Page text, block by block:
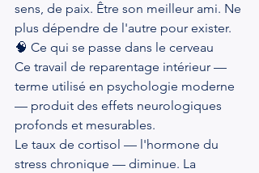
sens, de paix. Être son meilleur ami. Ne
plus dépendre de l'autre pour exister.
🧠 Ce qui se passe dans le cerveau
Ce travail de reparentage intérieur —
terme utilisé en psychologie moderne
— produit des effets neurologiques
profonds et mesurables.
Le taux de cortisol — l'hormone du
stress chronique — diminue. La